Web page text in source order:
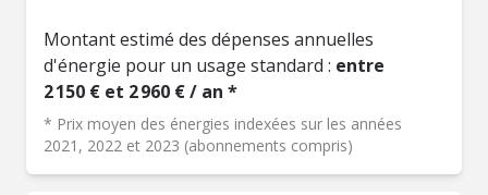
Montant estimé des dépenses annuelles
d'énergie pour un usage standard : entre
2 150 € et 2 960 € / an *
* Prix moyen des énergies indexées sur les années
2021, 2022 et 2023 (abonnements compris)